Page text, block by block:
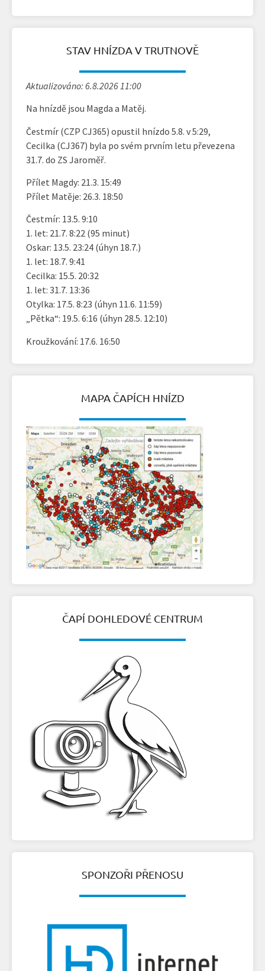
STAV HNÍZDA V TRUTNOVĚ
Aktualizováno: 6.8.2026 11:00
Na hnízdě jsou Magda a Matěj.
Čestmír (CZP CJ365) opustil hnízdo 5.8. v 5:29,
Cecilka (CJ367) byla po svém prvním letu převezena
31.7. do ZS Jaroměř.
Přílet Magdy: 21.3. 15:49
Přílet Matěje: 26.3. 18:50
Čestmír: 13.5. 9:10
1. let: 21.7. 8:22 (95 minut)
Oskar: 13.5. 23:24 (úhyn 18.7.)
1. let: 18.7. 9:41
Cecilka: 15.5. 20:32
1. let: 31.7. 13:36
Otylka: 17.5. 8:23 (úhyn 11.6. 11:59)
„Pětka“: 19.5. 6:16 (úhyn 28.5. 12:10)
Kroužkování: 17.6. 16:50
MAPA ČAPÍCH HNÍZD
ČAPÍ DOHLEDOVÉ CENTRUM
SPONZOŘI PŘENOSU